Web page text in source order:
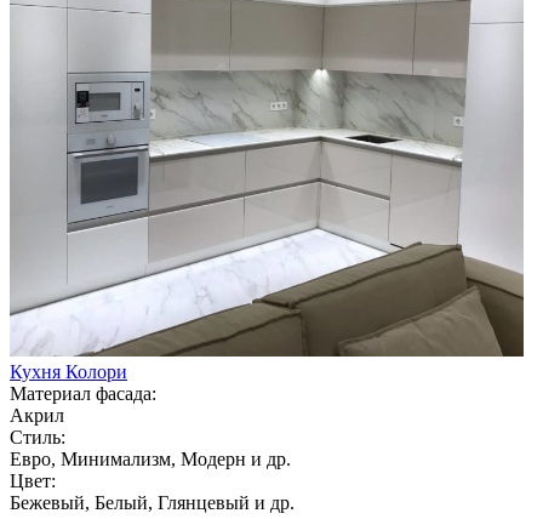
Кухня Колори
Материал фасада:
Акрил
Стиль:
Евро, Минимализм, Модерн и др.
Цвет:
Бежевый, Белый, Глянцевый и др.